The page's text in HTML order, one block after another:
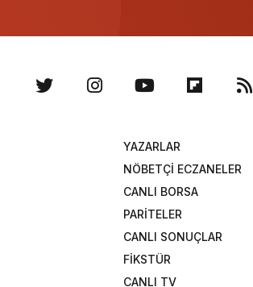
YAZARLAR
NÖBETÇİ ECZANELER
CANLI BORSA
PARİTELER
CANLI SONUÇLAR
FİKSTÜR
CANLI TV